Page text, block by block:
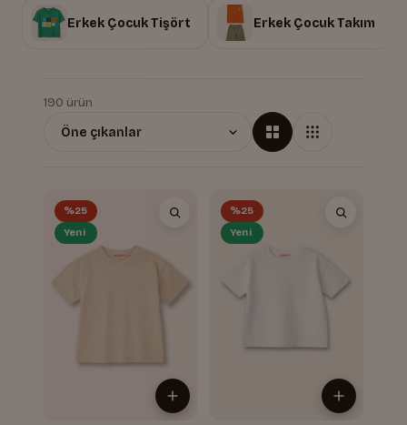
Erkek Çocuk Tişört Erkek Çocuk Takım
190 ürün
%25
Yeni
%25
Yeni